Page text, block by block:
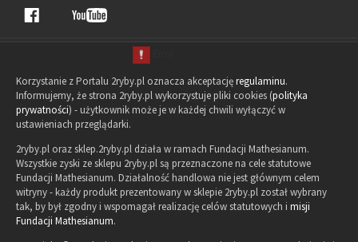
Korzystanie z Portalu 2ryby.pl oznacza akceptacjęregulaminu.
Informujemy, że strona 2ryby.pl wykorzystuje pliki cookies (polityka
prywatności) - użytkownik może je w każdej chwili wyłączyć w
ustawieniach przeglądarki.
2ryby.pl oraz sklep.2ryby.pl działa w ramach Fundacji Mathesianum.
Wszystkie zyski ze sklepu 2ryby.pl są przeznaczone na cele statutowe
Fundacji Mathesianum. Działalność handlowa nie jest głównym celem
witryny - każdy produkt prezentowany w sklepie 2ryby.pl został wybrany
tak, by był zgodny i wspomagał realizację celów statutowych i misji
Fundacji Mathesianum.